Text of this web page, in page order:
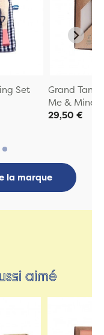
Set
Grand
Me & Mine
29,50 €
la marque
aimé